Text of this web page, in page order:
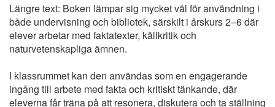
Längre text: Boken lämpar sig mycket väl för användning i
både undervisning och bibliotek, särskilt i årskurs 2–6 där
elever arbetar med faktatexter, källkritik och
naturvetenskapliga ämnen.
I klassrummet kan den användas som en engagerande
ingång till arbete med fakta och kritiskt tänkande, där
eleverna får träna på att resonera, diskutera och ta ställning